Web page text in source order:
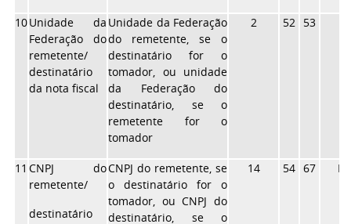
10Unidade da
Federação do
remetente/
destinatário
da nota fiscal
Unidade da Federação
do remetente, se o
destinatário for o
tomador, ou unidade
da Federação do
destinatário, se o
remetente for o
tomador
2 52 53
11 CNPJ do
remetente/
destinatário
CNPJ do remetente, se
o destinatário for o
tomador, ou CNPJ do
destinatário, se o
14 54 67 N